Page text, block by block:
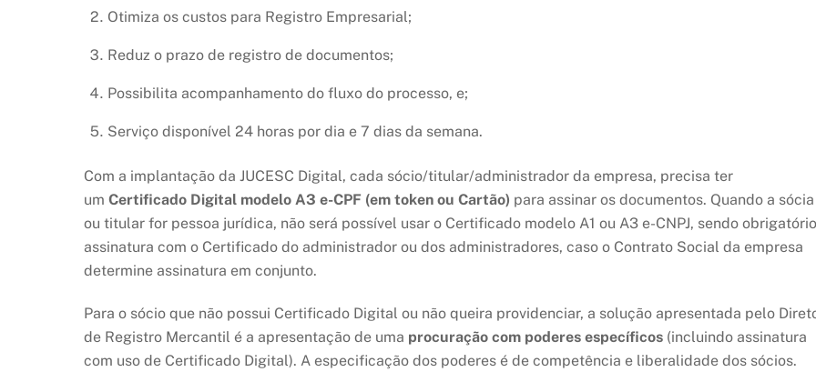
Otimiza os custos para Registro Empresarial;
Reduz o prazo de registro de documentos;
Possibilita acompanhamento do fluxo do processo, e;
Serviço disponível 24 horas por dia e 7 dias da semana.
Com a implantação da JUCESC Digital, cada sócio/titular/administrador da empresa, precisa ter
um Certificado Digital modelo A3 e-CPF (em token ou Cartão) para assinar os documentos. Quando a sócia
ou titular for pessoa jurídica, não será possível usar o Certificado modelo A1 ou A3 e-CNPJ, sendo
assinatura com o Certificado do administrador ou dos administradores, caso o Contrato Social da empresa
determine assinatura em conjunto.
Para o sócio que não possui Certificado Digital ou não queira providenciar, a solução apresentada pelo
de Registro Mercantil é a apresentação de uma procuração com poderes específicos (incluindo assinatura
com uso de Certificado Digital). A especificação dos poderes é de competência e liberalidade dos sócios.